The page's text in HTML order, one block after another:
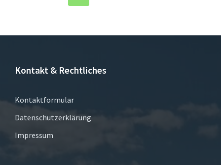
Beiträge
Kontakt & Rechtliches
Kontaktformular
Datenschutzerklärung
Impressum